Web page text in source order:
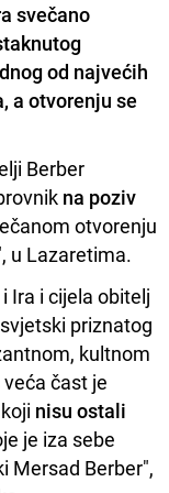
svečano
od najvećih
a otvorenju se
Berber
na poziv
otvorenju
u Lazaretima.
Ira i cijela obitelj
priznatog
kultnom
čast je
nisu ostali
je iza sebe
Mersad Berber",